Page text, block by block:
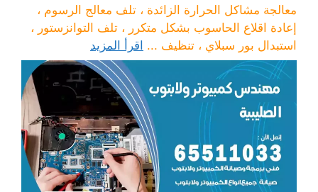
معالجة مشاكل الحرارة الزائدة ، تلف معالج الرسوم ،
إعادة اقلاع الحاسوب بشكل متكرر ، تلف التوانزستور ،
استبدال بور سبلاي ، تنظيف ... اقرأ المزيد